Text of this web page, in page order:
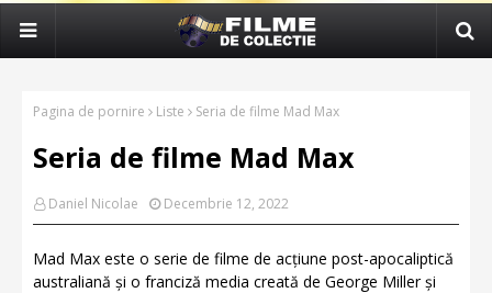
Pagina de pornire Liste Seria de filme Mad Max
Seria de filme Mad Max
Daniel Nicolae Decembrie 12, 2022
Mad Max este o serie de filme de acțiune post-apocaliptică
australiană și o franciză media creată de George Miller și